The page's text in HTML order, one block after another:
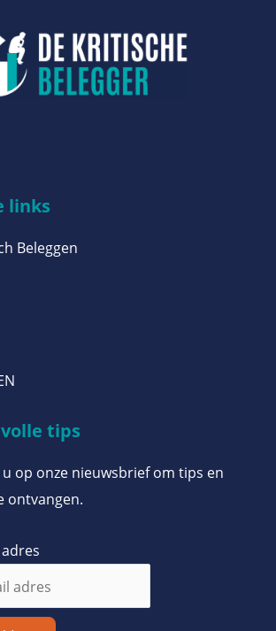
links
Beleggen
tips
op onze nieuwsbrief om tips en
ontvangen.